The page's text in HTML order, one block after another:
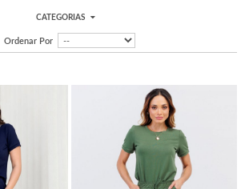
CATEGORIAS
Ordenar Por